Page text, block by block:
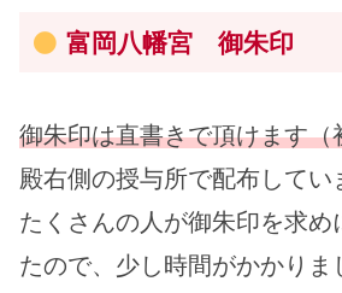
富岡八幡宮 御朱印
御朱印は直書きで頂けます（
殿右側の授与所で配布してい
たくさんの人が御朱印を求め
たので、少し時間がかかりま